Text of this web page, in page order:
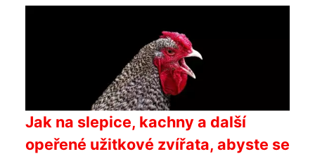
Jak na slepice, kachny a další
opeřené užitkové zvířata, abyste se